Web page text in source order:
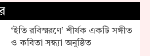
‘ইতি রবিস্মরণে’ শীর্ষক একটি সঙ্গীত
ও কবিতা সন্ধ্যা অনুষ্ঠিত